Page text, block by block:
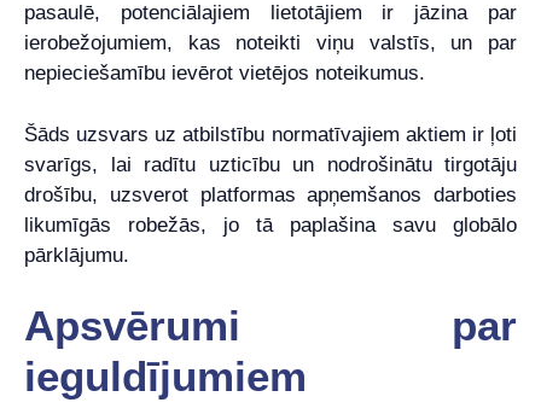
pasaulē, potenciālajiem lietotājiem ir jāzina par
ierobežojumiem, kas noteikti viņu valstīs, un par
nepieciešamību ievērot vietējos noteikumus.
Šāds uzsvars uz atbilstību normatīvajiem aktiem ir ļoti
svarīgs, lai radītu uzticību un nodrošinātu tirgotāju
drošību, uzsverot platformas apņemšanos darboties
likumīgās robežās, jo tā paplašina savu globālo
pārklājumu.
Apsvērumi par
ieguldījumiem